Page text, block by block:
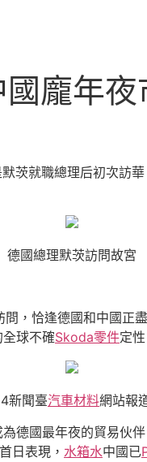
龐年
茨就職總理后初次訪
德國總理默茨訪問故宮
，恰逢德國和中國
球不確Skoda零件定性
新聞臺汽車材料網站報
德國最年夜的貿易伙
日表現， 水箱水中國已